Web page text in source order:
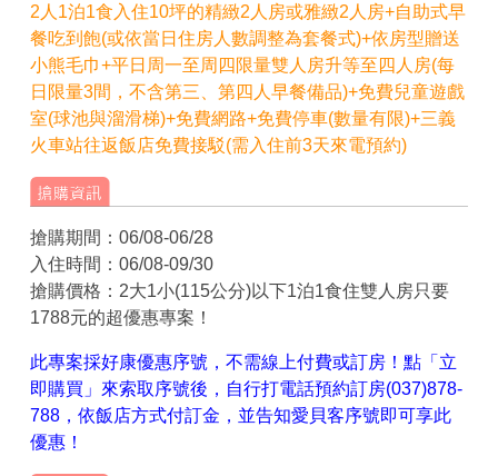
2人1泊1食入住10坪的精緻2人房或雅緻2人房+自助式早
餐吃到飽(或依當日住房人數調整為套餐式)+依房型贈送
小熊毛巾+平日周一至周四限量雙人房升等至四人房(每
日限量3間，不含第三、第四人早餐備品)+免費兒童遊戲
室(球池與溜滑梯)+免費網路+免費停車(數量有限)+三義
火車站往返飯店免費接駁(需入住前3天來電預約)
搶購期間：06/08-06/28
入住時間：06/08-09/30
搶購價格：2大1小(115公分)以下1泊1食住雙人房只要
1788元的超優惠專案！
此專案採好康優惠序號，不需線上付費或訂房！點「立
即購買」來索取序號後，自行打電話預約訂房(037)878-
788，依飯店方式付訂金，並告知愛貝客序號即可享此
優惠！